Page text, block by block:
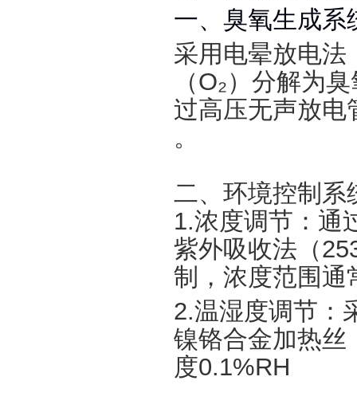
一、臭氧生成系
采用电晕放电法
（O₂）分解为
过高压无声放电
。
二、环境控制系
1.浓度调节‌：通
紫外吸收法（
制，浓度范围通
‌2.温湿度调节‌：
镍铬合金加热
度0.1%RH‌